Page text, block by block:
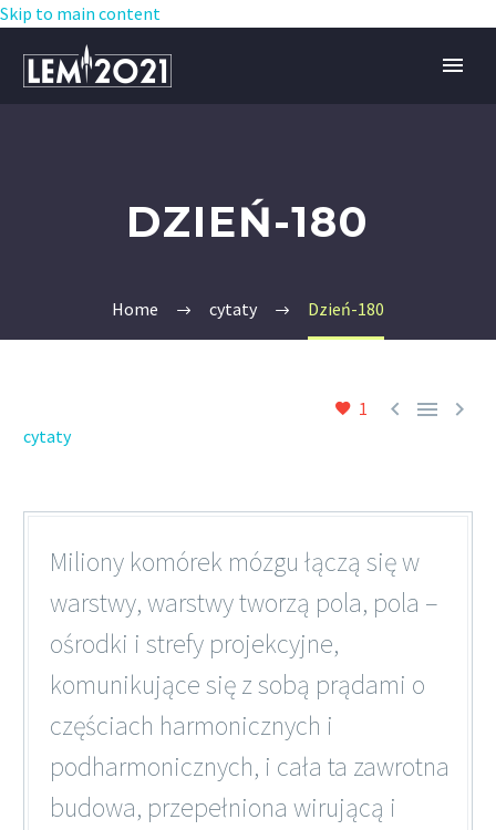
Skip to main content
DZIEŃ-180
Home cytaty Dzień-180
1   
cytaty
Miliony komórek mózgu łączą się w
warstwy, warstwy tworzą pola, pola –
ośrodki i strefy projekcyjne,
komunikujące się z sobą prądami o
częściach harmonicznych i
podharmonicznych, i cała ta zawrotna
budowa, przepełniona wirującą i